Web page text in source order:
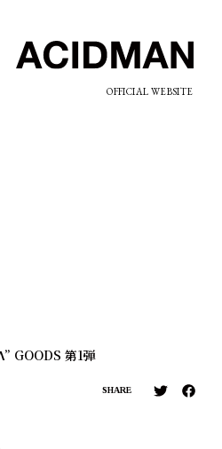
OFFICIAL WEBSITE
GOODS 第1弾
SHARE